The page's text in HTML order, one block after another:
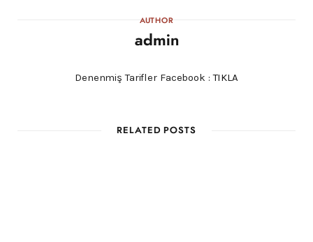
AUTHOR
admin
Denenmiş Tarifler Facebook :TIKLA
RELATED POSTS